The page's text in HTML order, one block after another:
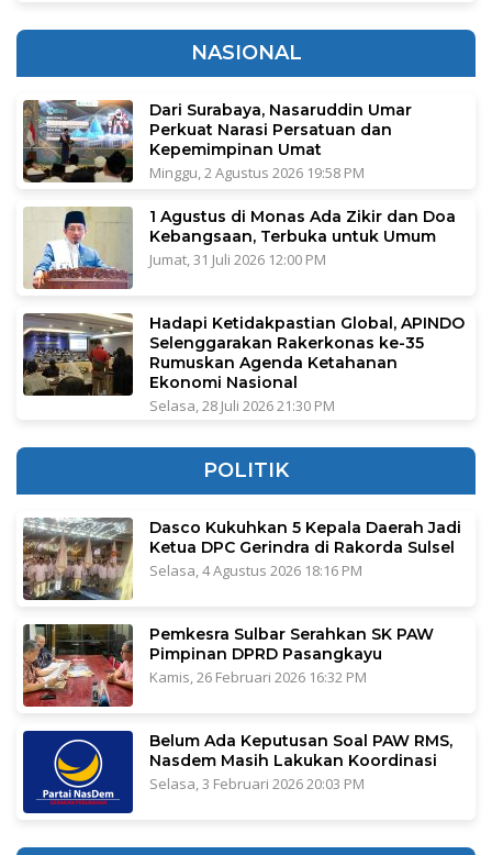
NASIONAL
Dari Surabaya, Nasaruddin Umar
Perkuat Narasi Persatuan dan
Kepemimpinan Umat
Minggu, 2 Agustus 2026 19:58 PM
1 Agustus di Monas Ada Zikir dan Doa
Kebangsaan, Terbuka untuk Umum
Jumat, 31 Juli 2026 12:00 PM
Hadapi Ketidakpastian Global, APINDO
Selenggarakan Rakerkonas ke-35
Rumuskan Agenda Ketahanan
Ekonomi Nasional
Selasa, 28 Juli 2026 21:30 PM
POLITIK
Dasco Kukuhkan 5 Kepala Daerah Jadi
Ketua DPC Gerindra di Rakorda Sulsel
Selasa, 4 Agustus 2026 18:16 PM
Pemkesra Sulbar Serahkan SK PAW
Pimpinan DPRD Pasangkayu
Kamis, 26 Februari 2026 16:32 PM
Belum Ada Keputusan Soal PAW RMS,
Nasdem Masih Lakukan Koordinasi
Selasa, 3 Februari 2026 20:03 PM